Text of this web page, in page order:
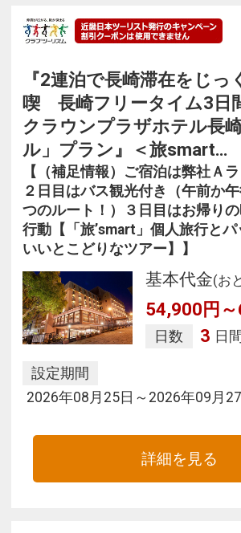
『2連泊で長崎滞在をじっ
喫 長崎フリータイム3日
クラウンプラザホテル長
ル」プラン』＜旅smart…
【（補足情報）ご宿泊は弊社Ａ
２日目はバス観光付き（午前か
つのルート！）３日目はお帰り
行動【「旅’smart」個人旅行と
いいとこどりなツアー】】
基本代金(お
54,900円
日数 3 日間
設定期間
2026年08月25日～2026年09月
詳細を見る